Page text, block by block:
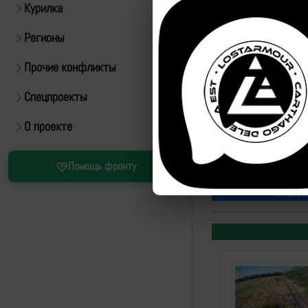
Курилка
Регионы
Прочие конфликты
Спецпроекты
О проекте
Помощь фронту
Источник:https://
https://t.me/
ID: